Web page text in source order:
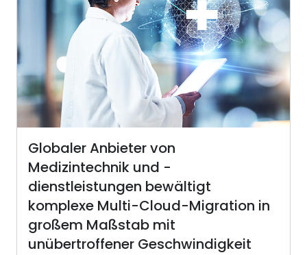
Globaler Anbieter von
Medizintechnik und -
dienstleistungen bewältigt
komplexe Multi-Cloud-Migration in
großem Maßstab mit
unübertroffener Geschwindigkeit